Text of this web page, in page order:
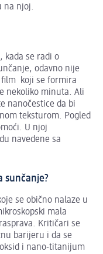
na njoj.
kada se radi o
odavno nije
film koji se formira
nekoliko minuta. Ali
nanočestice da bi
teksturom. Pogled
U njoj
navedene sa
sunčanje?
se obično nalaze u
mala
Kritičari se
barijeru i da se
i nano-titanijum